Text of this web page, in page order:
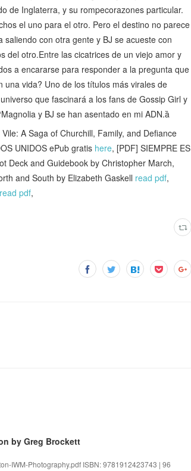
de Inglaterra, y su rompecorazones particular.
el uno para el otro. Pero el destino no parece
con otra gente y BJ se acueste con
del otro.Entre las cicatrices de un viejo amor y
a encararse para responder a la pregunta que
vida? Uno de los títulos más virales de
que fascinará a los fans de Gossip Girl y
y BJ se han asentado en mi ADN.ȁ
A Saga of Churchill, Family, and Defiance
UNIDOS ePub gratis here, [PDF] SIEMPRE ES
Deck and Guidebook by Christopher March,
and South by Elizabeth Gaskell read pdf,
read pdf,
by Greg Brockett
IWM-Photography.pdf ISBN: 9781912423743 | 96